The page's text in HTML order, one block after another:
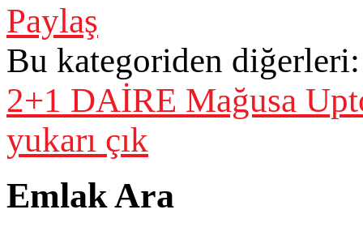
Paylaş
Bu kategoriden diğerleri:
2+1 DAİRE Mağusa
yukarı çık
Emlak Ara